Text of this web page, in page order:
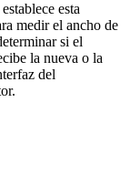
esta
medir el ancho de
si el
la nueva o la
del